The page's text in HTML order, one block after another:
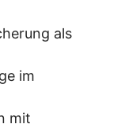
als
im
mit